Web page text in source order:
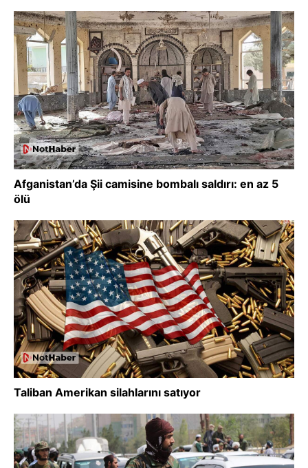
Afganistan’da Şii camisine bombalı saldırı: en az 5
ölü
Taliban Amerikan silahlarını satıyor